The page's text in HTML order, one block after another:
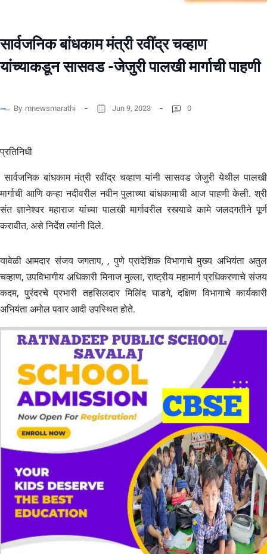
सार्वजनिक बांधकाम मंत्री रवींद्र चव्हाण
यांच्याकडून सासवड -जेजुरी पालखी मार्गाची पाहणी
By mnewsmarathi Jun 9, 2023 0
प्रतिनिधी
सार्वजनिक बांधकाम मंत्री रवींद्र चव्हाण यांनी सासवड जेजुरी येथील पालखी
मार्गाची आणि कऱ्हा नदीवरील नवीन पुलाच्या बांधकामाची आज पाहणी केली. श्री
संत ज्ञानेश्वर महाराज यांच्या पालखी मार्गावरील रस्त्याचे कामे जलदगतीने पूर्ण
करावीत, असे निर्देश त्यांनी दिले.
यावेळी आमदार संजय जगताप, , पुणे प्रादेशिक विभागाचे मुख्य अभियंता अतुल
चव्हाण, उपविभागीय अधिकारी मिनाज मुल्ला, राष्ट्रीय महामार्ग प्रधिकरणाचे संजय
कदम, पुरंदरचे प्रभारी तहसिलदार मिलिंद घाडगे, दक्षिण विभागाचे कार्यकारी
अभियंता अमोल पवार आदी उपस्थित होते.